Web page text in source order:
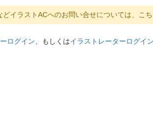
イラストACへのお問い合せについては、こ
ログイン 、もしくはイラストレーターログイン